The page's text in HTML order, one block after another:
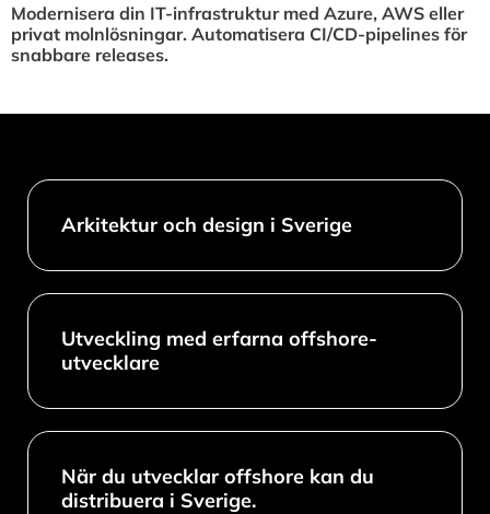
Modernisera din IT-infrastruktur med Azure, AWS eller
privat molnlösningar. Automatisera CI/CD-pipelines för
snabbare releases.
Arkitektur och design i Sverige​
Utveckling med erfarna offshore-
utvecklare
När du utvecklar offshore kan du
distribuera i Sverige.